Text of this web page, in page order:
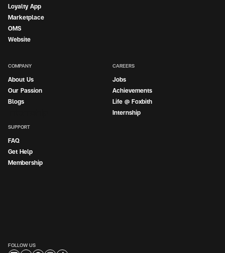
Loyalty App
Marketplace
OMS
Website
COMPANY
About Us
Our Passion
Blogs
CAREERS
Jobs
Achievements
Life @ Foxbith
Internship
SUPPORT
FAQ
Get Help
Membership
FOLLOW US